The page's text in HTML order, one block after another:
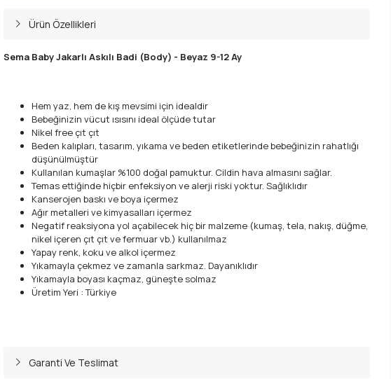
Ürün Özellikleri
Sema Baby Jakarlı Askılı Badi (Body) - Beyaz 9-12 Ay
Hem yaz, hem de kış mevsimi için idealdir
Bebeğinizin vücut ısısını ideal ölçüde tutar
Nikel free çıt çıt
Beden kalıpları, tasarım, yıkama ve beden etiketlerinde bebeğinizin rahatlığı
düşünülmüştür
Kullanılan kumaşlar %100 doğal pamuktur. Cildin hava almasını sağlar.
Temas ettiğinde hiçbir enfeksiyon ve alerji riski yoktur. Sağlıklıdır
Kanserojen baskı ve boya içermez
Ağır metalleri ve kimyasalları içermez
Negatif reaksiyona yol açabilecek hiç bir malzeme (kumaş, tela, nakış, düğme,
nikel içeren çıt çıt ve fermuar vb.) kullanılmaz
Yapay renk, koku ve alkol içermez
Yıkamayla çekmez ve zamanla sarkmaz. Dayanıklıdır
Yıkamayla boyası kaçmaz, güneşte solmaz
Üretim Yeri : Türkiye
Garanti Ve Teslimat